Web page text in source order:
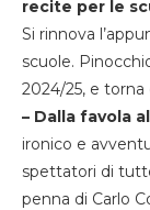
recite per le
Si rinnova
scuole.
2024/25, e torna
– Dalla favola
ironico e
spettatori di
penna di Carlo